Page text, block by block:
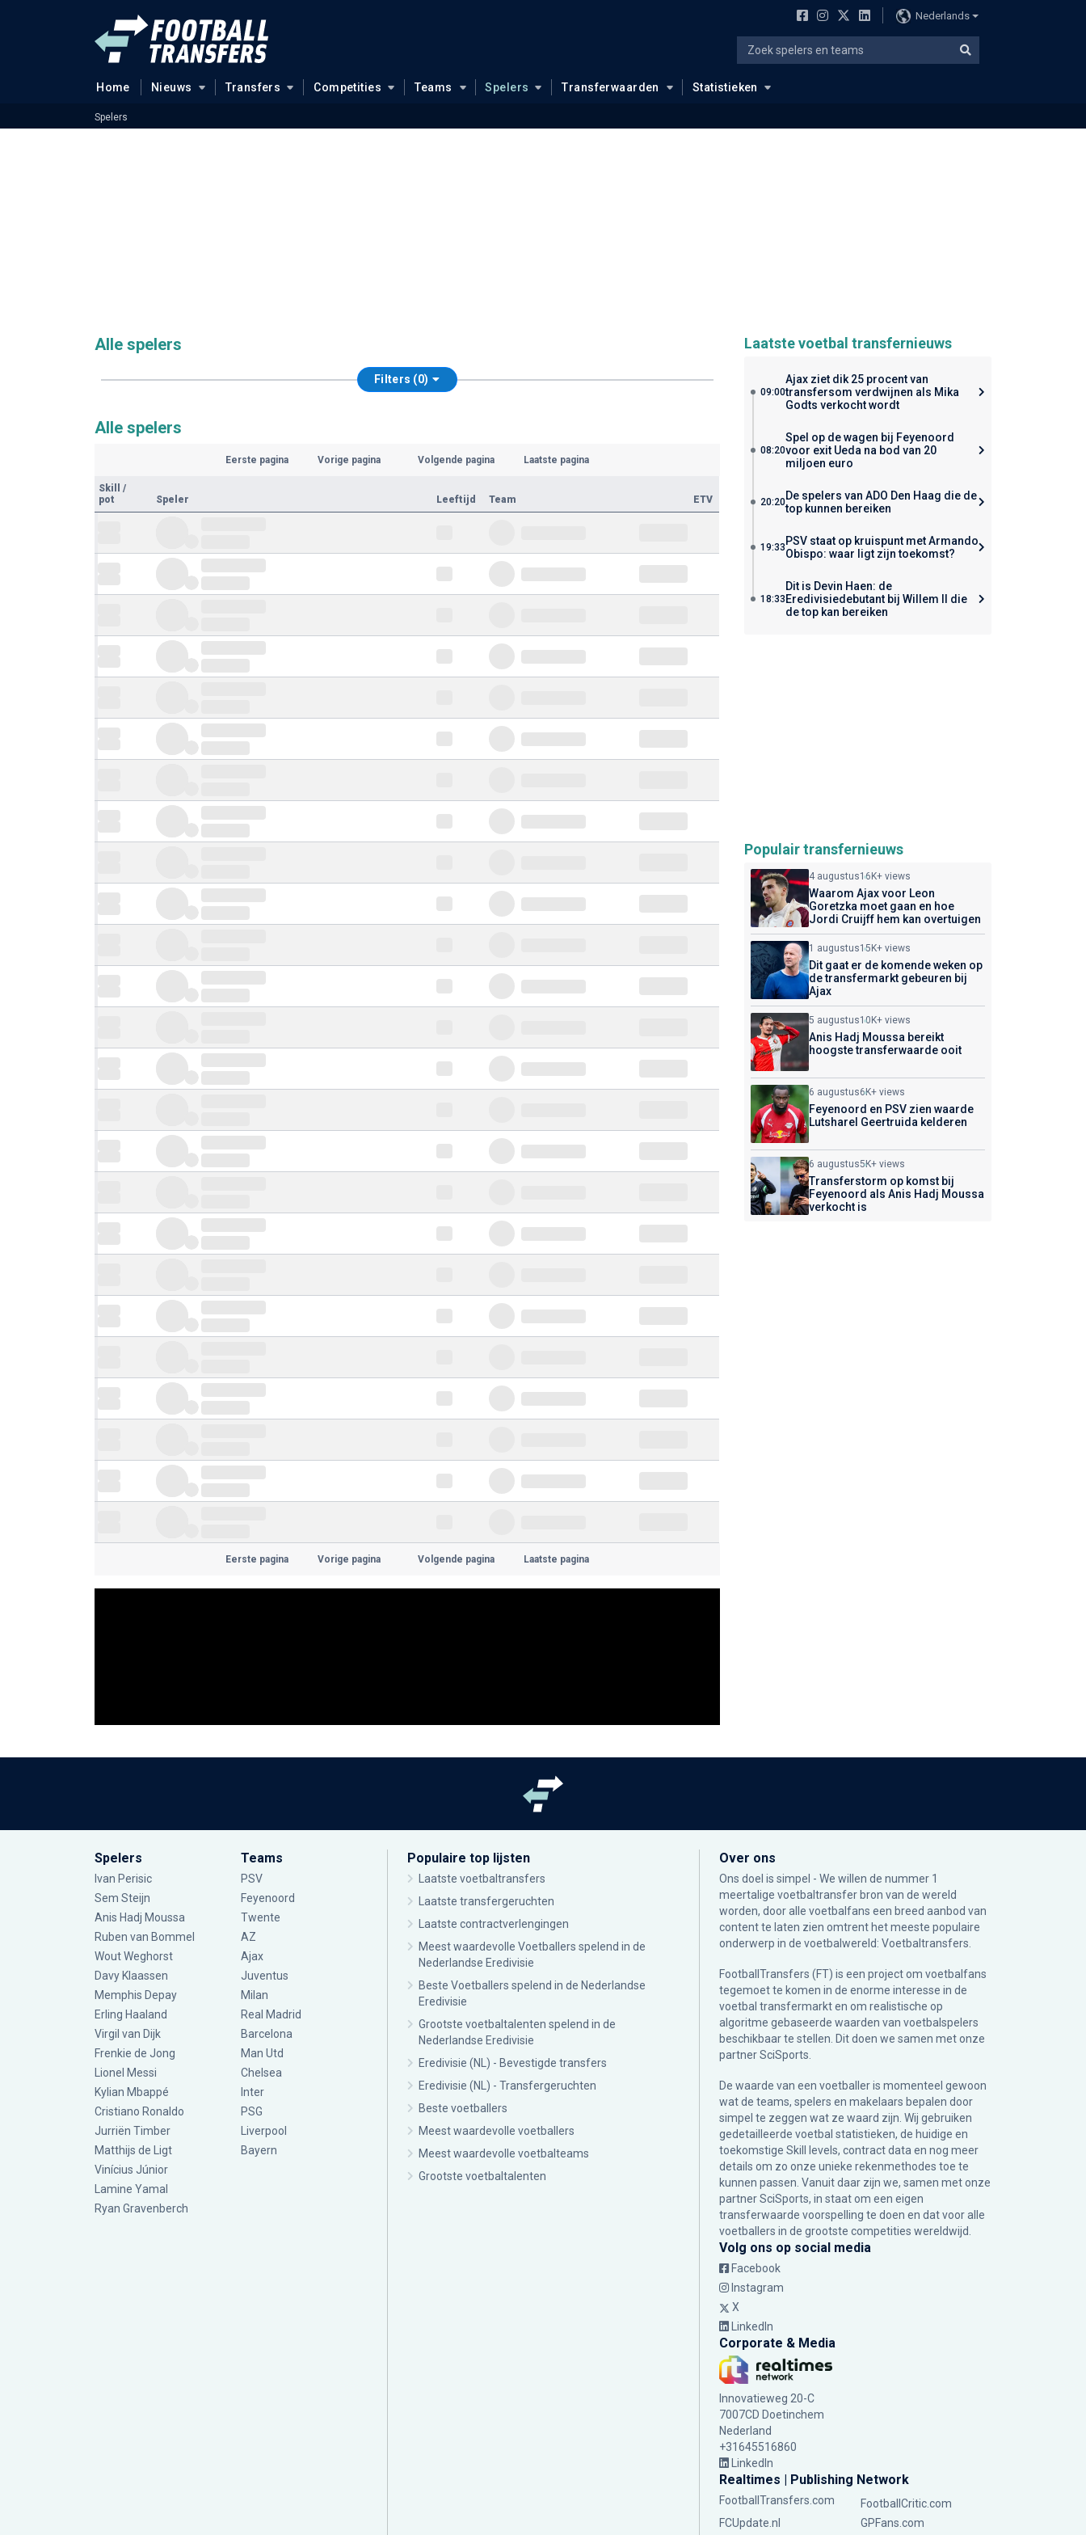
Nederlands
Home Nieuws Transfers Competities Teams Spelers Transferwaarden Statistieken
Spelers
Alle spelers
Filters (0)
Alle spelers
Eerste pagina Vorige pagina Volgende pagina Laatste pagina
Skill
/
pot
Speler Leeftijd Team ETV
Eerste pagina Vorige pagina Volgende pagina Laatste pagina
Laatste voetbal transfernieuws
09:00
Ajax ziet dik 25 procent van
transfersom verdwijnen als Mika
Godts verkocht wordt
08:20
Spel op de wagen bij Feyenoord
voor exit Ueda na bod van 20
miljoen euro
20:20De spelers van ADO Den Haag die de
top kunnen bereiken
19:33 PSV staat op kruispunt met Armando
Obispo: waar ligt zijn toekomst?
18:33
Dit is Devin Haen: de
Eredivisiedebutant bij Willem II die
de top kan bereiken
Populair transfernieuws
4 augustus16K+ views
Waarom Ajax voor Leon
Goretzka moet gaan en hoe
Jordi Cruijff hem kan overtuigen
1 augustus15K+ views
Dit gaat er de komende weken op
de transfermarkt gebeuren bij
Ajax
5 augustus10K+ views
Anis Hadj Moussa bereikt
hoogste transferwaarde ooit
6 augustus6K+ views
Feyenoord en PSV zien waarde
Lutsharel Geertruida kelderen
6 augustus5K+ views
Transferstorm op komst bij
Feyenoord als Anis Hadj Moussa
verkocht is
Spelers
Ivan Perisic
Sem Steijn
Anis Hadj Moussa
Ruben van Bommel
Wout Weghorst
Davy Klaassen
Memphis Depay
Erling Haaland
Virgil van Dijk
Frenkie de Jong
Lionel Messi
Kylian Mbappé
Cristiano Ronaldo
Jurriën Timber
Matthijs de Ligt
Vinícius Júnior
Lamine Yamal
Ryan Gravenberch
Teams
PSV
Feyenoord
Twente
AZ
Ajax
Juventus
Milan
Real Madrid
Barcelona
Man Utd
Chelsea
Inter
PSG
Liverpool
Bayern
Populaire top lijsten
Laatste voetbaltransfers
Laatste transfergeruchten
Laatste contractverlengingen
Meest waardevolle Voetballers spelend in de
Nederlandse Eredivisie
Beste Voetballers spelend in de Nederlandse
Eredivisie
Grootste voetbaltalenten spelend in de
Nederlandse Eredivisie
Eredivisie (NL) - Bevestigde transfers
Eredivisie (NL) - Transfergeruchten
Beste voetballers
Meest waardevolle voetballers
Meest waardevolle voetbalteams
Grootste voetbaltalenten
Over ons
Ons doel is simpel - We willen de nummer 1
meertalige voetbaltransfer bron van de wereld
worden, door alle voetbalfans een breed aanbod van
content te laten zien omtrent het meeste populaire
onderwerp in de voetbalwereld: Voetbaltransfers.
FootballTransfers (FT) is een project om voetbalfans
tegemoet te komen in de enorme interesse in de
voetbal transfermarkt en om realistische op
algoritme gebaseerde waarden van voetbalspelers
beschikbaar te stellen. Dit doen we samen met onze
partnerSciSports
De waarde van een voetballer is momenteel gewoon
wat de teams, spelers en makelaars bepalen door
simpel te zeggen wat ze waard zijn. Wij gebruiken
gedetailleerde voetbal statistieken, de huidige en
toekomstige Skill levels, contract data en nog meer
details om zo onze unieke rekenmethodes toe te
kunnen passen. Vanuit daar zijn we, samen met onze
partner SciSports, in staat om een eigen
transferwaarde voorspelling te doen en dat voor alle
voetballers in de grootste competities wereldwijd.
Volg ons op social media
Facebook
Instagram
X
LinkedIn
Corporate & Media
Innovatieweg 20-C
7007CD Doetinchem
Nederland
+31645516860
LinkedIn
Realtimes | Publishing Network
FootballTransfers.com
FootballCritic.com
FCUpdate.nl
GPFans.com